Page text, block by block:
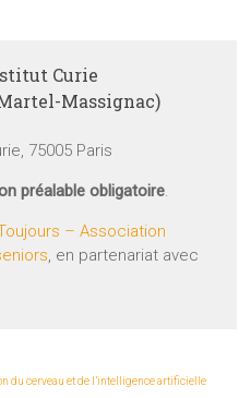
Curie
Massignac)
75005 Paris
préalable obligatoire.
– Association
, en partenariat avec
du cerveau et de l’intelligence artificielle